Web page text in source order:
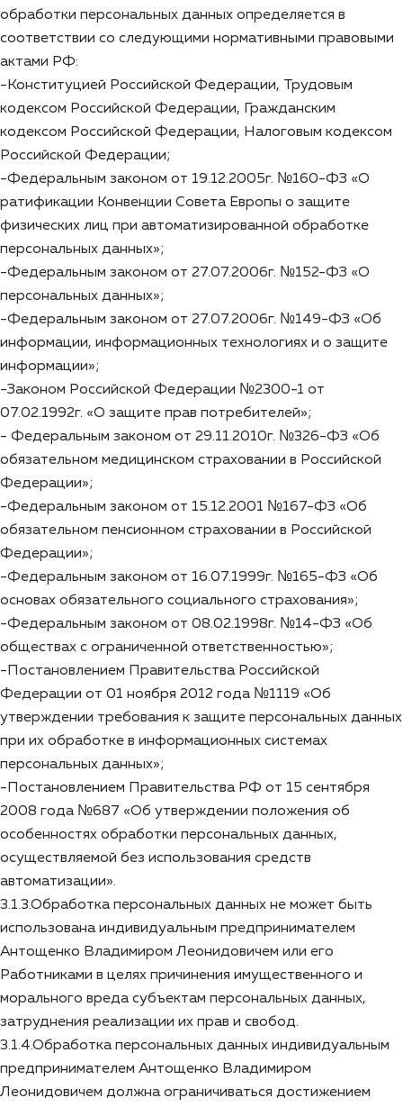
обработки персональных данных определяется в
соответствии со следующими нормативными правовыми
актами РФ:
-Конституцией Российской Федерации, Трудовым
кодексом Российской Федерации, Гражданским
кодексом Российской Федерации, Налоговым кодексом
Российской Федерации;
-Федеральным законом от 19.12.2005г. №160-ФЗ «О
ратификации Конвенции Совета Европы о защите
физических лиц при автоматизированной обработке
персональных данных»;
-Федеральным законом от 27.07.2006г. №152-ФЗ «О
персональных данных»;
-Федеральным законом от 27.07.2006г. №149-ФЗ «Об
информации, информационных технологиях и о защите
информации»;
-Законом Российской Федерации №2300-1 от
07.02.1992г. «О защите прав потребителей»;
- Федеральным законом от 29.11.2010г. №326-ФЗ «Об
обязательном медицинском страховании в Российской
Федерации»;
-Федеральным законом от 15.12.2001 №167-ФЗ «Об
обязательном пенсионном страховании в Российской
Федерации»;
-Федеральным законом от 16.07.1999г. №165-ФЗ «Об
основах обязательного социального страхования»;
-Федеральным законом от 08.02.1998г. №14-ФЗ «Об
обществах с ограниченной ответственностью»;
-Постановлением Правительства Российской
Федерации от 01 ноября 2012 года №1119 «Об
утверждении требования к защите персональных данных
при их обработке в информационных системах
персональных данных»;
-Постановлением Правительства РФ от 15 сентября
2008 года №687 «Об утверждении положения об
особенностях обработки персональных данных,
осуществляемой без использования средств
автоматизации».
3.1.3.Обработка персональных данных не может быть
использована индивидуальным предпринимателем
Антощенко Владимиром Леонидовичем или его
Работниками в целях причинения имущественного и
морального вреда субъектам персональных данных,
затруднения реализации их прав и свобод.
3.1.4.Обработка персональных данных индивидуальным
предпринимателем Антощенко Владимиром
Леонидовичем должна ограничиваться достижением